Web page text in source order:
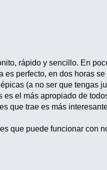
rápido y sencillo. En
es perfecto, en dos horas
(a no ser que tengas
es el más apropiado de
que trae es más
que puede funcionar con